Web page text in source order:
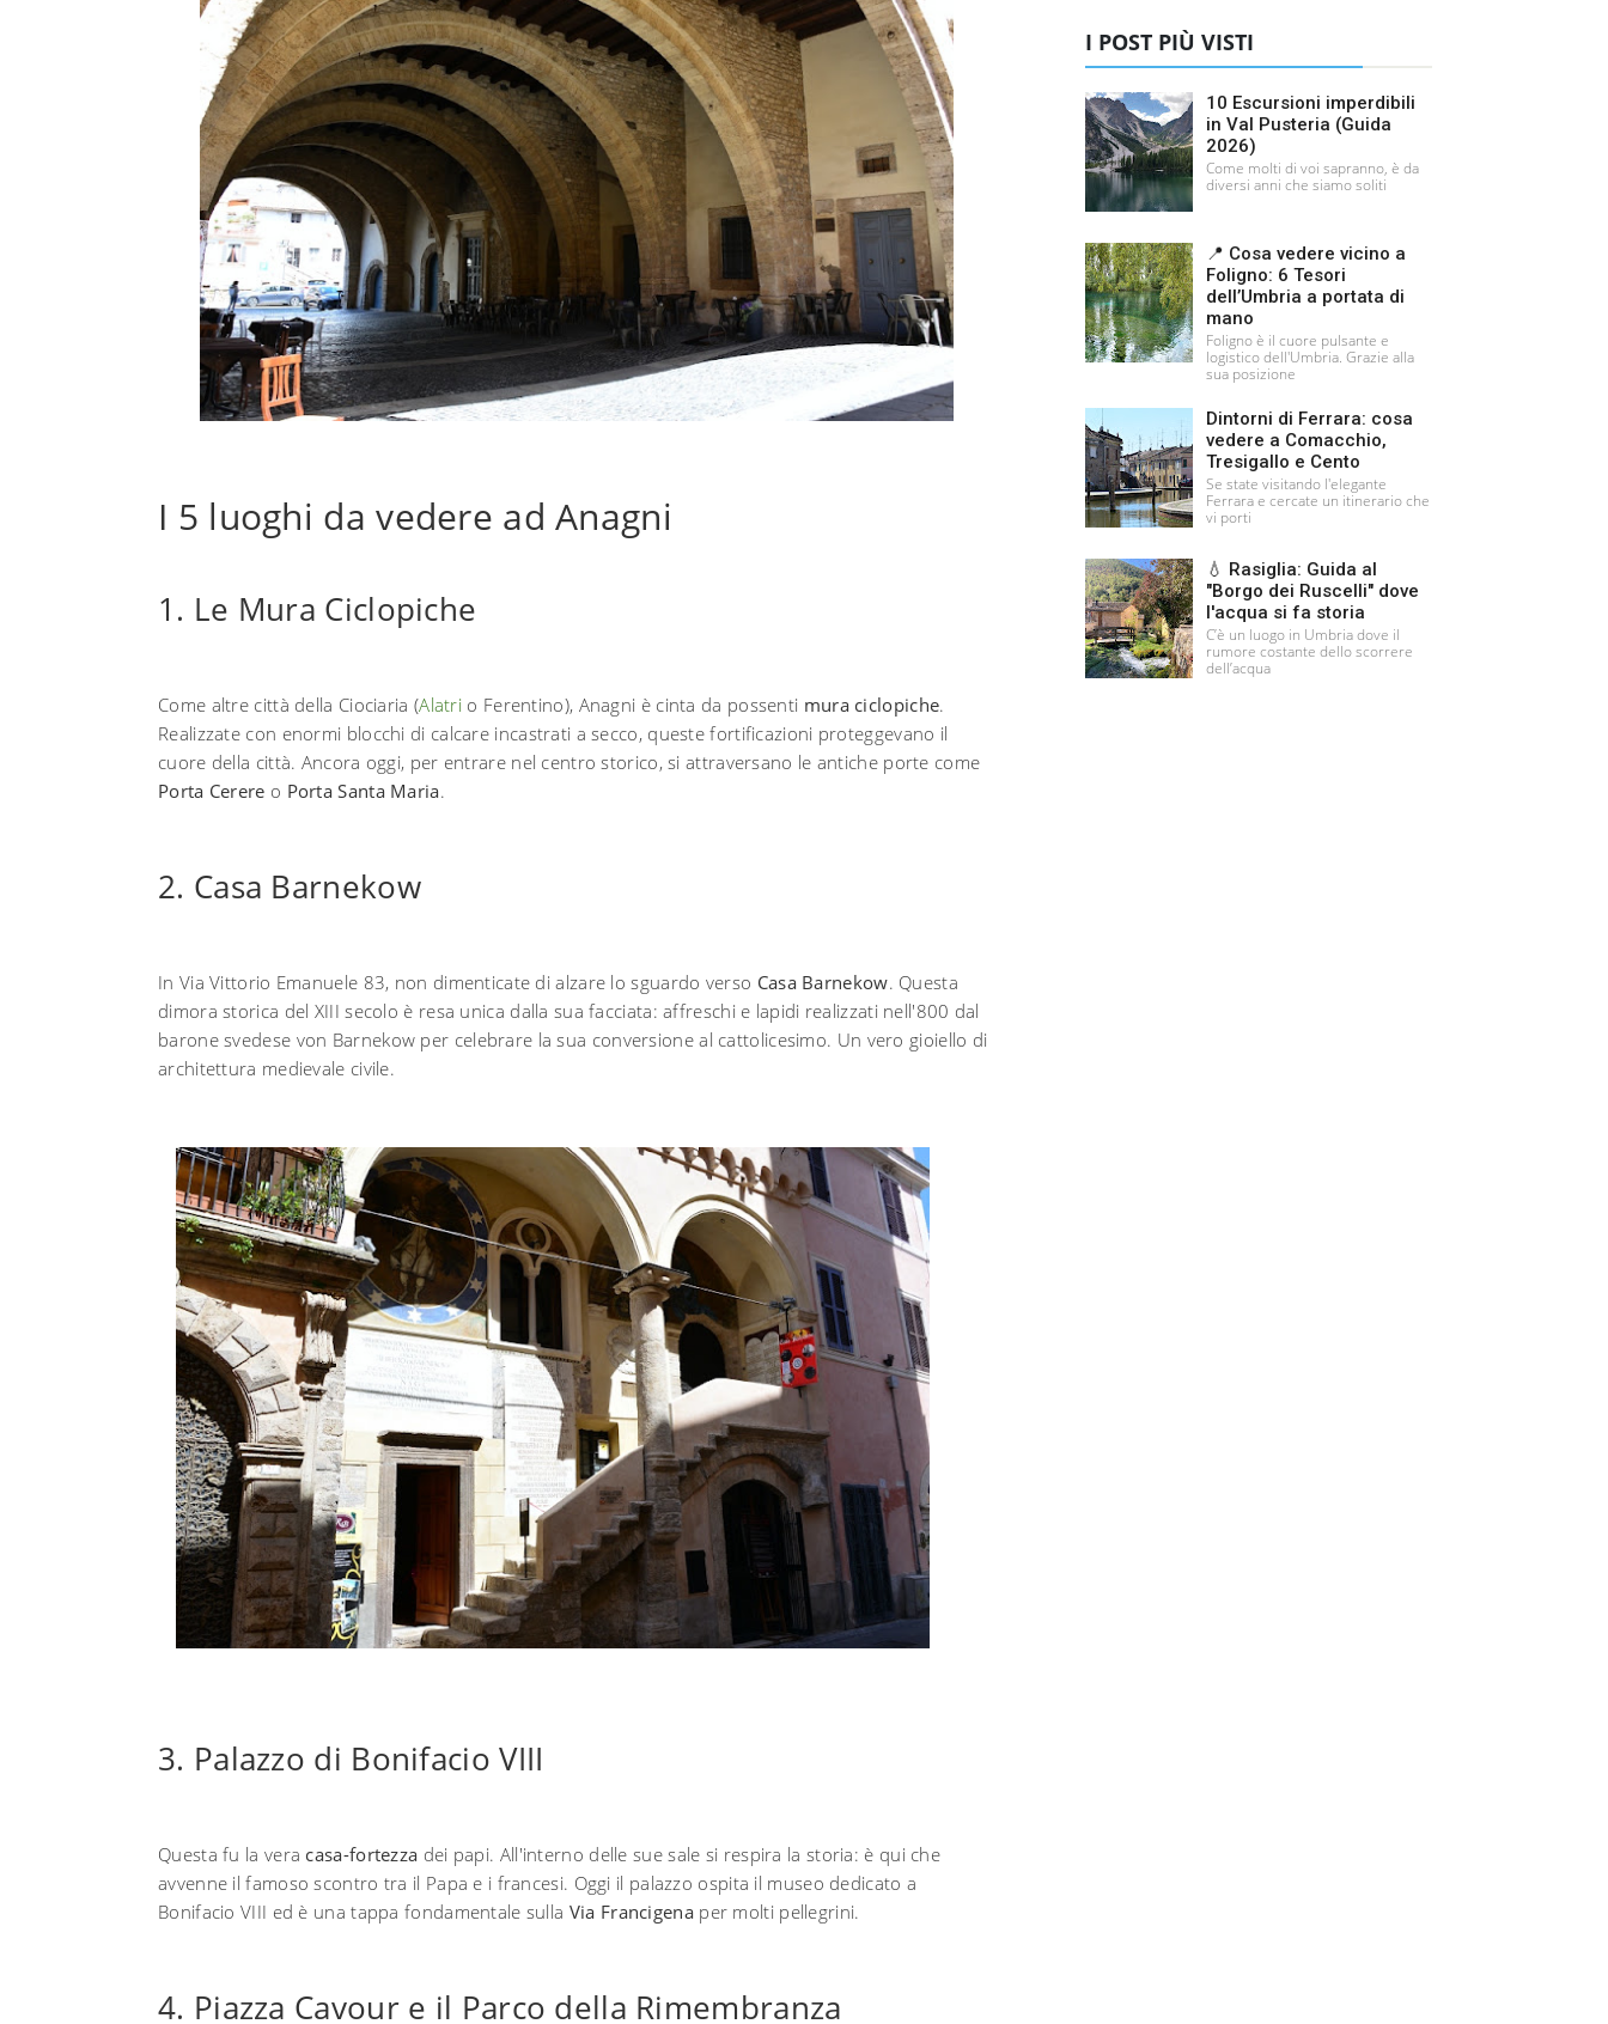
I 5 luoghi da vedere ad Anagni
1. Le Mura Ciclopiche
Come altre città della Ciociaria (Alatri o Ferentino), Anagni è cinta da possenti mura ciclopiche.
Realizzate con enormi blocchi di calcare incastrati a secco, queste fortificazioni proteggevano il
cuore della città. Ancora oggi, per entrare nel centro storico, si attraversano le antiche porte come
Porta Cerere o Porta Santa Maria.
2. Casa Barnekow
In Via Vittorio Emanuele 83, non dimenticate di alzare lo sguardo verso Casa Barnekow. Questa
dimora storica del XIII secolo è resa unica dalla sua facciata: affreschi e lapidi realizzati nell'800 dal
barone svedese von Barnekow per celebrare la sua conversione al cattolicesimo. Un vero gioiello di
architettura medievale civile.
3. Palazzo di Bonifacio VIII
Questa fu la vera casa-fortezza dei papi. All'interno delle sue sale si respira la storia: è qui che
avvenne il famoso scontro tra il Papa e i francesi. Oggi il palazzo ospita il museo dedicato a
Bonifacio VIII ed è una tappa fondamentale sulla Via Francigenaper molti pellegrini.
4. Piazza Cavour e il Parco della Rimembranza
I POST PIÙ VISTI
10 Escursioni imperdibili
in Val Pusteria (Guida
2026)
Come molti di voi sapranno, è da
diversi anni che siamo soliti
📍 Cosa vedere vicino a
Foligno: 6 Tesori
dell’Umbria a portata di
mano
Foligno è il cuore pulsante e
logistico dell'Umbria. Grazie alla
sua posizione
Dintorni di Ferrara: cosa
vedere a Comacchio,
Tresigallo e Cento
Se state visitando l'elegante
Ferrara e cercate un itinerario che
vi porti
💧 Rasiglia: Guida al
"Borgo dei Ruscelli" dove
l'acqua si fa storia
C’è un luogo in Umbria dove il
rumore costante dello scorrere
dell’acqua